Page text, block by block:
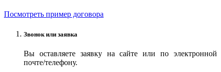
Посмотреть пример договора
Звонок или заявка
Вы оставляете заявку на сайте или по электронной
почте/телефону.